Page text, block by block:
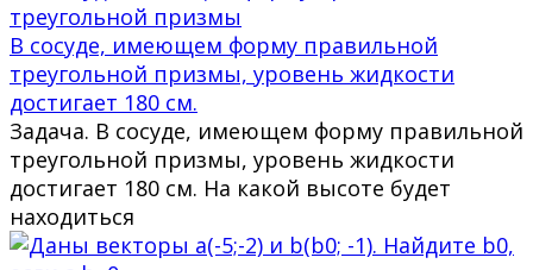
В сосуде, имеющем форму правильной
треугольной призмы, уровень жидкости
достигает 180 см.
Задача. В сосуде, имеющем форму правильной
треугольной призмы, уровень жидкости
достигает 180 см. На какой высоте будет
находиться